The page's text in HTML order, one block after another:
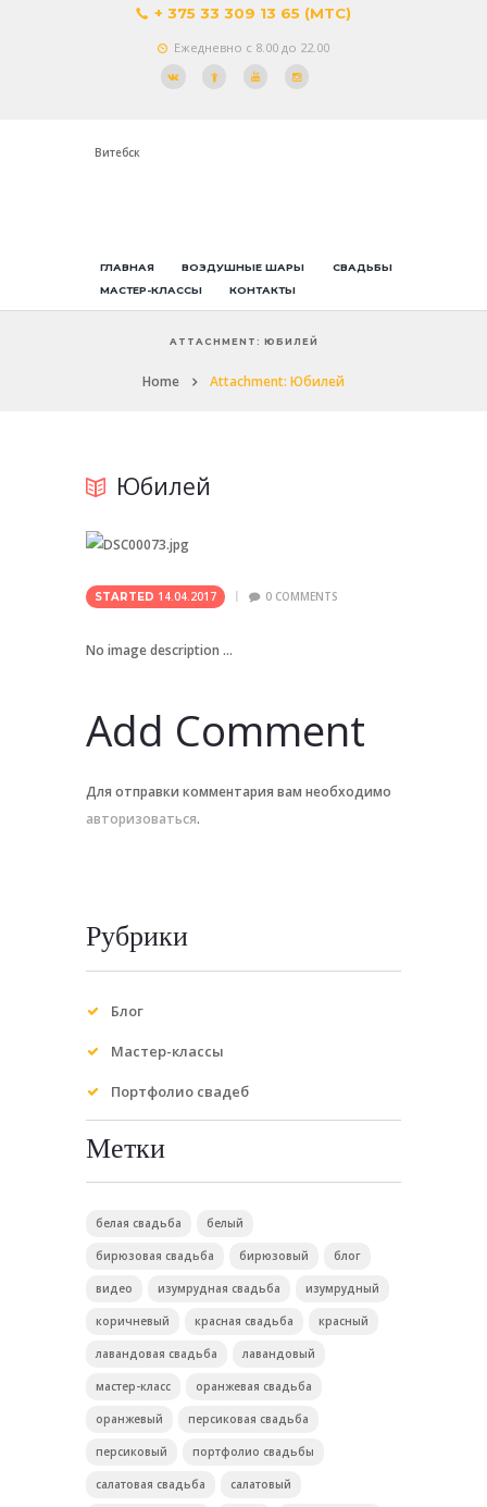
+ 375 33 309 13 65 (МТС)
Ежедневно с 8.00 до 22.00
Витебск
ГЛАВНАЯ ВОЗДУШНЫЕ ШАРЫ
СВАДЬБЫ
МАСТЕР-КЛАССЫ
КОНТАКТЫ
ATTACHMENT: ЮБИЛЕЙ
Home Attachment: Юбилей
Юбилей
STARTED 14.04.2017 0COMMENTS
No image description ...
Add Comment
Для отправки комментария вам необходимо
авторизоваться.
Рубрики
Блог
Мастер-классы
Портфолио свадеб
Метки
белая свадьба белый
бирюзовая свадьба бирюзовый блог
видео изумрудная свадьба изумрудный
коричневый красная свадьба красный
лавандовая свадьба лавандовый
мастер-класс оранжевая свадьба
оранжевый персиковая свадьба
персиковый портфолио свадьбы
салатовая свадьба салатовый